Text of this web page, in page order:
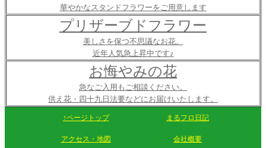
華やかなスタンドフラワーをご用意します
プリザーブドフラワー
美しさを保つ不思議なお花。
近年人気急上昇中です♪
お悔やみの花
急なご入用もご相談ください。
供え花・四十九日法要などにお届けいたします。
↑ページトップ まるフロ日記
アクセス・地図 会社概要